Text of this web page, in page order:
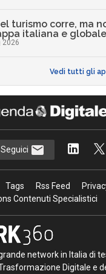
turismo corre, ma
italiana e globale
2026
Vedi tutti gli
Seguici
Tags Rss Feed
Contenuti Specialistici
network in Italia di
Digitale e